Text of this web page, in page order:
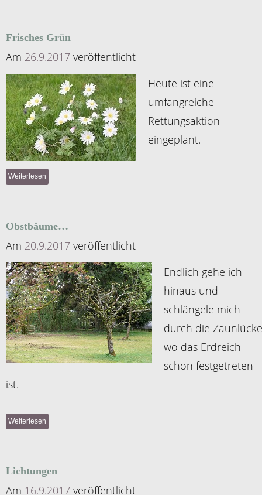
Frisches Grün
Am 26.9.2017 veröffentlicht
Heute ist eine
umfangreiche
Rettungsaktion
eingeplant.
Weiterlesen
Obstbäume…
Am 20.9.2017 veröffentlicht
Endlich gehe ich
hinaus und
schlängele mich
durch die
wo das Erdreich
schon festgetreten
ist.
Weiterlesen
Lichtungen
Am 16.9.2017 veröffentlicht